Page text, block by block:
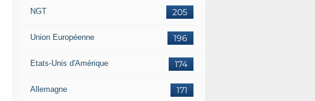
205
NGT
196
Union Européenne
174
Etats-Unis d'Amérique
171
Allemagne